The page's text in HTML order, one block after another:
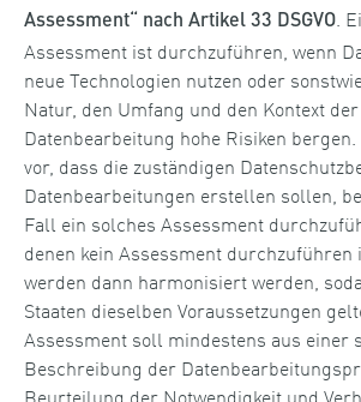
Assessment“ nach Artikel 33 DSGVO.
Assessment ist durchzuführen, wenn
neue Technologien nutzen oder
Natur, den Umfang und den Kontext der
Datenbearbeitung hohe Risiken bergen.
vor, dass die zuständigen
Datenbearbeitungen erstellen sollen,
Fall ein solches Assessment
denen kein Assessment durchzuführen
werden dann harmonisiert werden,
Staaten dieselben Voraussetzungen
Assessment soll mindestens aus einer
Beschreibung der
Beurteilung der Notwendigkeit und